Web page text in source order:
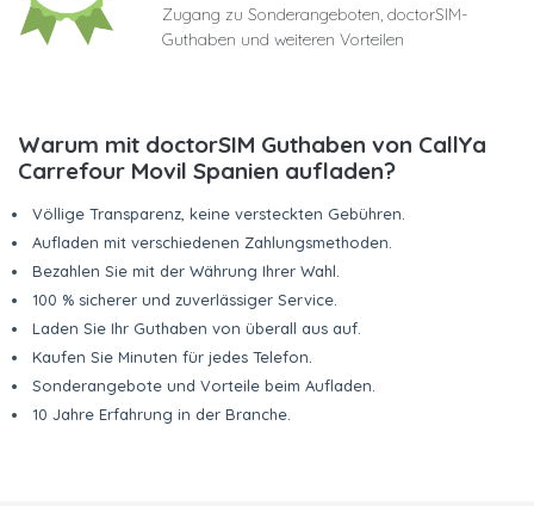
Zugang zu Sonderangeboten, doctorSIM-
Guthaben und weiteren Vorteilen
Warum mit doctorSIM Guthaben von CallYa
Carrefour Movil Spanien aufladen?
Völlige Transparenz, keine versteckten Gebühren.
Aufladen mit verschiedenen Zahlungsmethoden.
Bezahlen Sie mit der Währung Ihrer Wahl.
100 % sicherer und zuverlässiger Service.
Laden Sie Ihr Guthaben von überall aus auf.
Kaufen Sie Minuten für jedes Telefon.
Sonderangebote und Vorteile beim Aufladen.
10 Jahre Erfahrung in der Branche.